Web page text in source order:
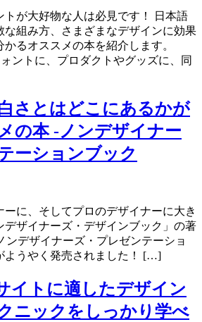
トが大好物な人は必見です！ 日本語
な組み方、さまざまなデザインに効果
るオススメの本を紹介します。
ントに、プロダクトやグッズに、同
さとはどこにあるかが
の本 -ノンデザイナー
ーションブック
に、そしてプロのデザイナーに大き
デザイナーズ・デザインブック」の著
ンデザイナーズ・プレゼンテーショ
ようやく発売されました！ […]
イトに適したデザイン
ニックをしっかり学べ